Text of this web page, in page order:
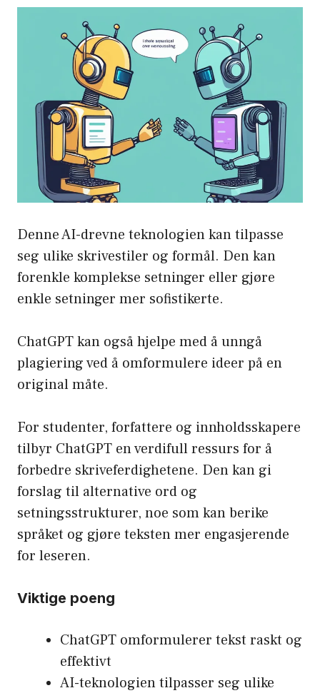
Denne AI-drevne teknologien kan tilpasse
seg ulike skrivestiler og formål. Den kan
forenkle komplekse setninger eller gjøre
enkle setninger mer sofistikerte.
ChatGPT kan også hjelpe med å unngå
plagiering ved å omformulere ideer på en
original måte.
For studenter, forfattere og innholdsskapere
tilbyr ChatGPT en verdifull ressurs for å
forbedre skriveferdighetene. Den kan gi
forslag til alternative ord og
setningsstrukturer, noe som kan berike
språket og gjøre teksten mer engasjerende
for leseren.
Viktige poeng
ChatGPT omformulerer tekst raskt og
effektivt
AI-teknologien tilpasser seg ulike